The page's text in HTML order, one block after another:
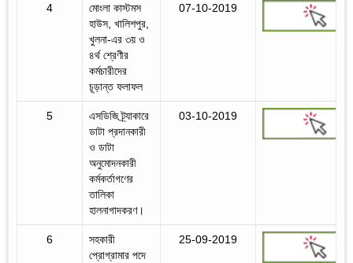
4
মোংলা কাস্টমস
হাউস, খালিশপুর,
খুলনা-এর ৩য় ও
৪র্থ শ্রেণীর
কর্মচারীদের
চূড়ান্ত ফলাফল
07-10-2019
5
এসডিজি ট্র্যাকারে
ডাটা প্রদানকারী
ও ডাটা
অনুমোদনকারী
কর্মকর্তাগণের
তালিকা
হালনাগাদকরণ।
03-10-2019
6
সহকারী
প্রোগ্রামার পদে
25-09-2019